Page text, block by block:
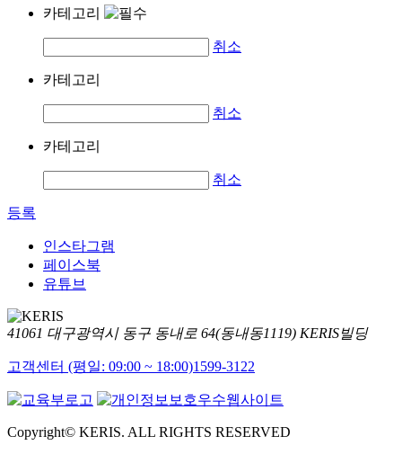
카테고리
취소
카테고리
취소
카테고리
취소
등록
인스타그램
페이스북
유튜브
41061 대구광역시 동구 동내로 64(동내동1119) KERIS빌딩
고객센터 (평일: 09:00 ~ 18:00)1599-3122
Copyright© KERIS. ALL RIGHTS RESERVED